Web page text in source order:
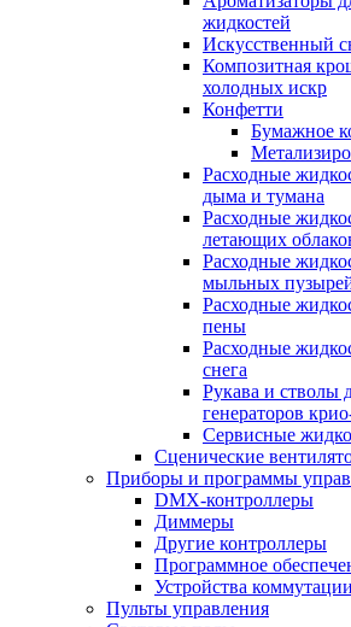
жидкостей
Искусственный
Композитная
холодных искр
Конфетти
Бумажное
Расходные
дыма и тумана
Расходные
летающих
Расходные
мыльных
Расходные
пены
Расходные
снега
Рукава и стволы
генераторов
Сервисные
Сценические
Приборы и программы
DMX-контроллеры
Диммеры
Другие контроллеры
Программное
Устройства
Пульты управления